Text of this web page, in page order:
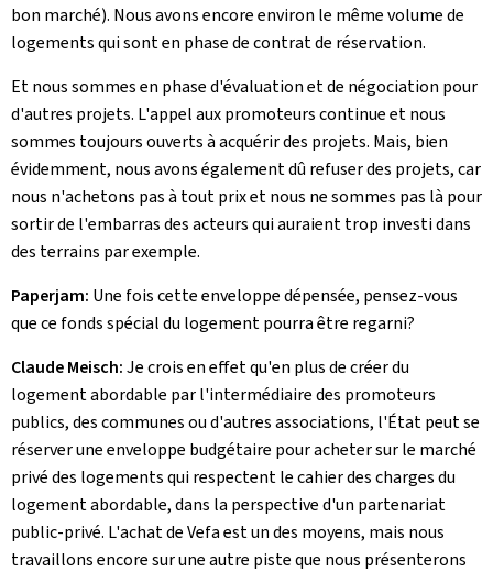
bon marché). Nous avons encore environ le même volume de
logements qui sont en phase de contrat de réservation.
Et nous sommes en phase d'évaluation et de négociation pour
d'autres projets. L'appel aux promoteurs continue et nous
sommes toujours ouverts à acquérir des projets. Mais, bien
évidemment, nous avons également dû refuser des projets, car
nous n'achetons pas à tout prix et nous ne sommes pas là pour
sortir de l'embarras des acteurs qui auraient trop investi dans
des terrains par exemple.
Paperjam: Une fois cette enveloppe dépensée, pensez-vous
que ce fonds spécial du logement pourra être regarni?
Claude Meisch:Je crois en effet qu'en plus de créer du
logement abordable par l'intermédiaire des promoteurs
publics, des communes ou d'autres associations, l'État peut se
réserver une enveloppe budgétaire pour acheter sur le marché
privé des logements qui respectent le cahier des charges du
logement abordable, dans la perspective d'un partenariat
public-privé. L'achat de Vefa est un des moyens, mais nous
travaillons encore sur une autre piste que nous présenterons